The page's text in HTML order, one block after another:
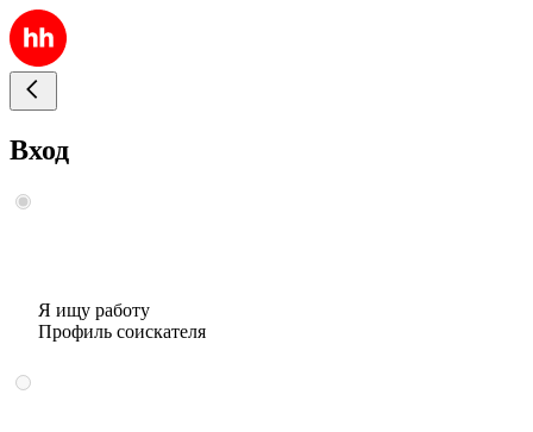
Вход
Я ищу работу
Профиль соискателя